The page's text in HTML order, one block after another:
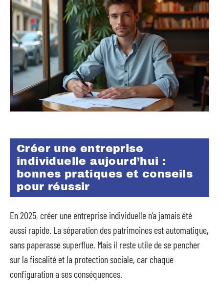
Créer une entreprise
individuelle aujourd’hui :
bonnes pratiques et conseils
pour réussir
En 2025, créer une entreprise individuelle n’a jamais été
aussi rapide. La séparation des patrimoines est automatique,
sans paperasse superflue. Mais il reste utile de se pencher
sur la fiscalité et la protection sociale, car chaque
configuration a ses conséquences.